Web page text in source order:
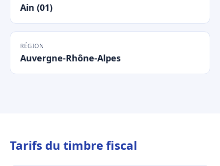
Ain (01)
RÉGION
Auvergne-Rhône-Alpes
Tarifs du timbre fiscal